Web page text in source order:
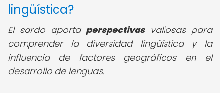
lingüística?
El sardo aporta perspectivasvaliosas para
comprender la diversidad lingüística y la
influencia de factores geográficos en el
desarrollo de lenguas.